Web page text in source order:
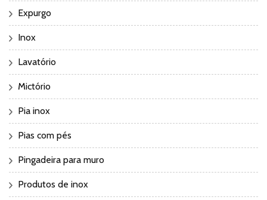
Expurgo
Inox
Lavatório
Mictório
Pia inox
Pias com pés
Pingadeira para muro
Produtos de inox